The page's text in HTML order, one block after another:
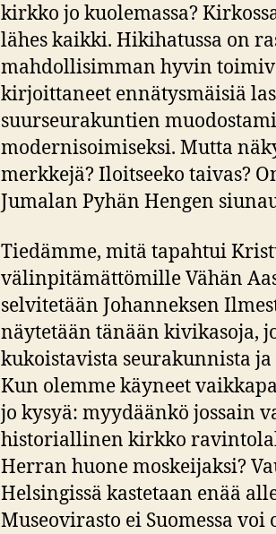
kirkko jo kuolemassa?
lähes kaikki. Hikihatussa on
mahdollisimman hyvin
kirjoittaneet ennätysmäisiä
suurseurakuntien
modernisoimiseksi. Mutta
merkkejä? Iloitseeko taivas?
Jumalan Pyhän Hengen
Tiedämme, mitä tapahtui
välinpitämättömille Vähän
selvitetään Johanneksen
näytetään tänään kivikasoja,
kukoistavista seurakunnista
Kun olemme käyneet
jo kysyä: myydäänkö jossain
historiallinen kirkko
Herran huone moskeijaksi?
Helsingissä kastetaan enää
Museovirasto ei Suomessa